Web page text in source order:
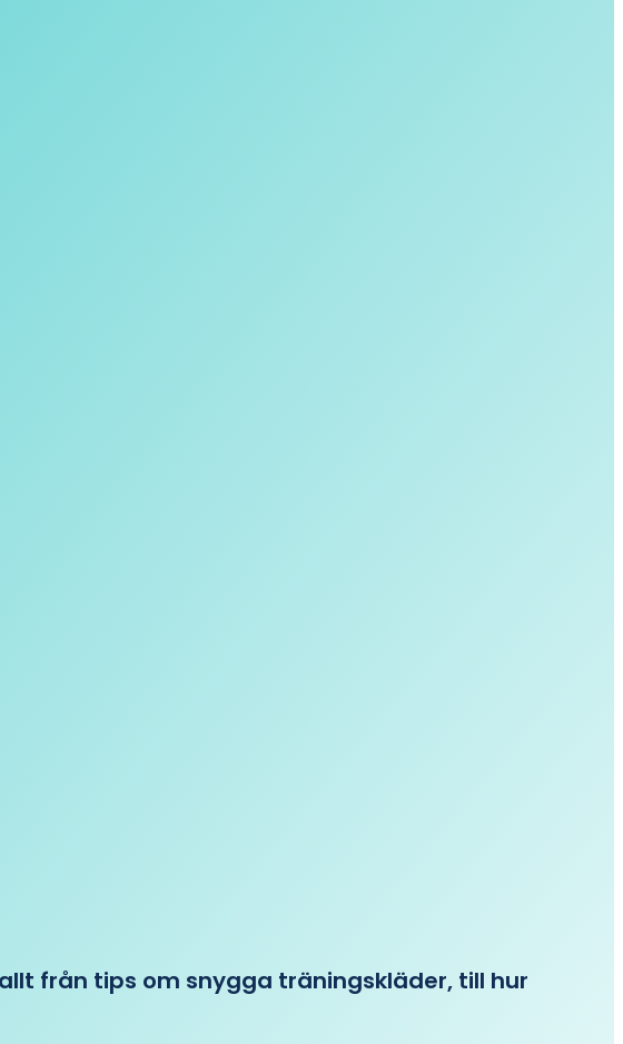
från tips om snygga träningskläder, till hur